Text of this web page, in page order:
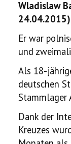
Wladislaw
Er war
und
Als 18-
deutschen
Stammlager
Dank der
Kreuzes